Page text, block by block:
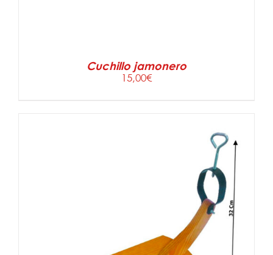
Cuchillo jamonero
15,00€
AÑADIR AL CARRITO / DETALLES